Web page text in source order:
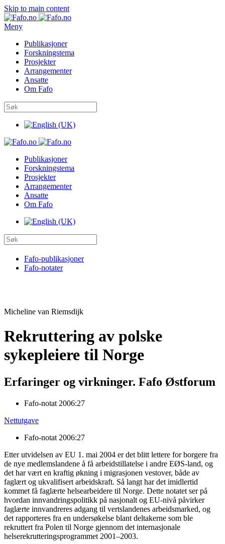
Skip to main content
Meny
Publikasjoner
Forskningstema
Prosjekter
Arrangementer
Ansatte
Om Fafo
Publikasjoner
Forskningstema
Prosjekter
Arrangementer
Ansatte
Om Fafo
Fafo-publikasjoner
Fafo-notater
Micheline van Riemsdijk
Rekruttering av polske
sykepleiere til Norge
Erfaringer og virkninger. Fafo Østforum
Fafo-notat 2006:27
Nettutgave
Fafo-notat 2006:27
Etter utvidelsen av EU 1. mai 2004 er det blitt lettere for borgere fra
de nye medlemslandene å få arbeidstillatelse i andre EØS-land, og
det har vært en kraftig økning i migrasjonen vestover, både av
faglært og ukvalifisert arbeidskraft. Så langt har det imidlertid
kommet få faglærte helsearbeidere til Norge. Dette notatet ser på
hvordan innvandringspolitikk på nasjonalt og EU-nivå påvirker
faglærte innvandreres adgang til vertslandenes arbeidsmarked, og
det rapporteres fra en undersøkelse blant deltakerne som ble
rekruttert fra Polen til Norge gjennom det internasjonale
helserekrutteringsprogrammet 2001–2003.